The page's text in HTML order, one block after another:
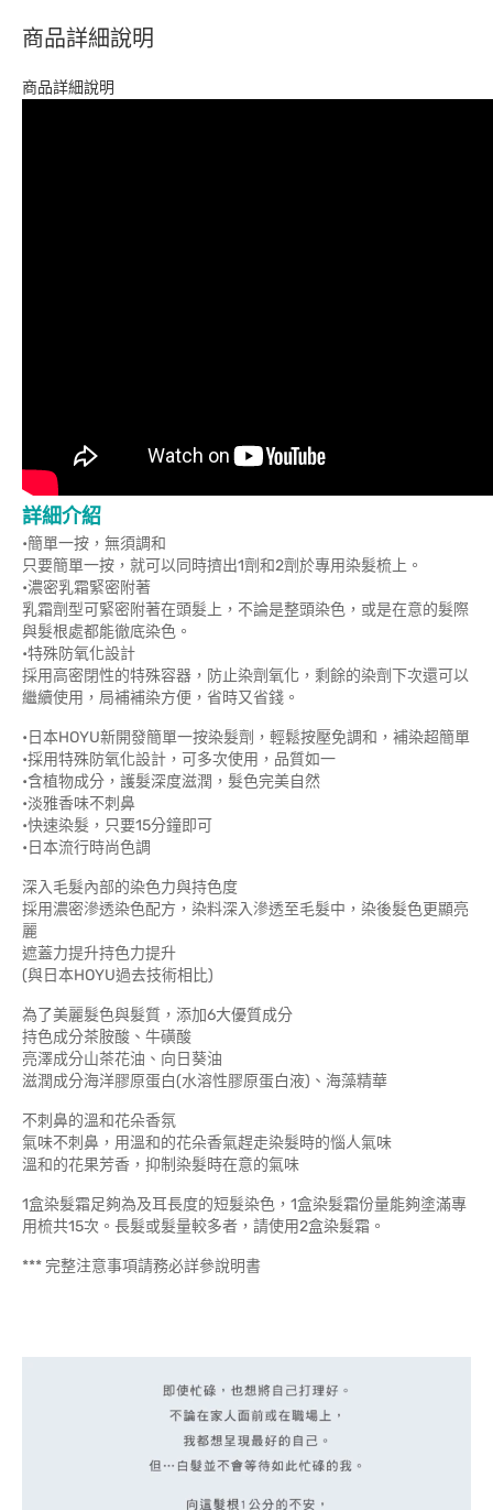
商品詳細說明
商品詳細說明
詳細介紹
•簡單一按，無須調和
只要簡單一按，就可以同時擠出1劑和2劑於專用染髮梳上。
•濃密乳霜緊密附著
乳霜劑型可緊密附著在頭髮上，不論是整頭染色，或是在意的髮際
與髮根處都能徹底染色。
•特殊防氧化設計
採用高密閉性的特殊容器，防止染劑氧化，剩餘的染劑下次還可以
繼續使用，局補補染方便，省時又省錢。
•日本HOYU新開發簡單一按染髮劑，輕鬆按壓免調和，補染超簡單
•採用特殊防氧化設計，可多次使用，品質如一
•含植物成分，護髮深度滋潤，髮色完美自然
•淡雅香味不刺鼻
•快速染髮，只要15分鐘即可
•日本流行時尚色調
深入毛髮內部的染色力與持色度
採用濃密滲透染色配方，染料深入滲透至毛髮中，染後髮色更顯亮
麗
遮蓋力提升持色力提升
(與日本HOYU過去技術相比)
為了美麗髮色與髮質，添加6大優質成分
持色成分茶胺酸、牛磺酸
亮澤成分山茶花油、向日葵油
滋潤成分海洋膠原蛋白(水溶性膠原蛋白液)、海藻精華
不刺鼻的溫和花朵香氛
氣味不刺鼻，用溫和的花朵香氣趕走染髮時的惱人氣味
溫和的花果芳香，抑制染髮時在意的氣味
1盒染髮霜足夠為及耳長度的短髮染色，1盒染髮霜份量能夠塗滿專
用梳共15次。長髮或髮量較多者，請使用2盒染髮霜。
*** 完整注意事項請務必詳參說明書